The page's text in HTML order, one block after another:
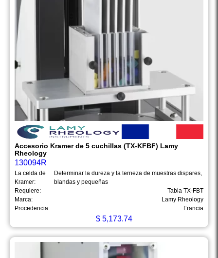
Accesorio Kramer de 5 cuchillas (TX-KFBF) Lamy
Rheology
130094R
La celda de
Kramer:
Determinar la dureza y la terneza de muestras dispares,
blandas y pequeñas
Requiere:
Tabla TX-FBT
Marca:
Lamy Rheology
Procedencia:
Francia
$5,173.74